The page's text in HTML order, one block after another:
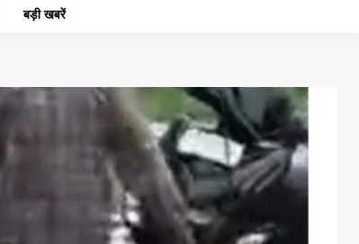
बड़ी खबरें